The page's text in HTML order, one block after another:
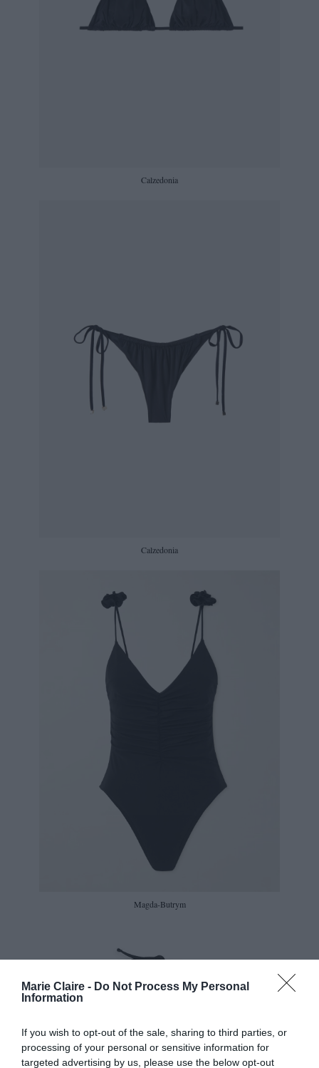
Marie Claire - Do Not Process My Personal
Information
If you wish to opt-out of the sale, sharing to third parties, or
processing of your personal or sensitive information for
targeted advertising by us, please use the below opt-out
Calzedonia
Calzedonia
Magda-Butrym